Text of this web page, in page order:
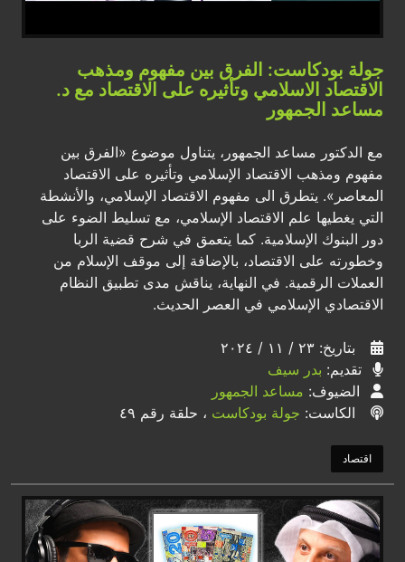
جولة بودكاست: الفرق بين مفهوم ومذهب
الاقتصاد الاسلامي وتأثيره على الاقتصاد مع د.
مساعد الجمهور
مع الدكتور مساعد الجمهور، يتناول موضوع «الفرق بين
مفهوم ومذهب الاقتصاد الإسلامي وتأثيره على الاقتصاد
المعاصر». يتطرق الى مفهوم الاقتصاد الإسلامي، والأنشطة
التي يغطيها علم الاقتصاد الإسلامي، مع تسليط الضوء على
دور البنوك الإسلامية. كما يتعمق في شرح قضية الربا
وخطورته على الاقتصاد، بالإضافة إلى موقف الإسلام من
العملات الرقمية. في النهاية، يناقش مدى تطبيق النظام
الاقتصادي الإسلامي في العصر الحديث.
بتاريخ: ٢٣ / ١١ / ٢٠٢٤
تقديم: بدر سيف
الضيوف: مساعد الجمهور
الكاست: جولة بودكاست ، حلقة رقم ٤٩
اقتصاد